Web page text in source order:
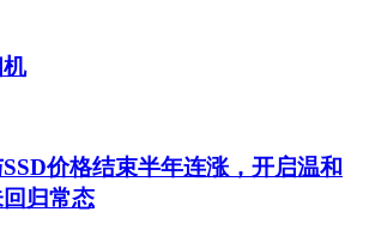
价格结束半年连涨，开启温和
归常态